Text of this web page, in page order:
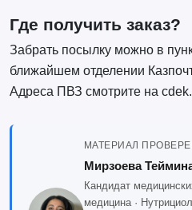
Где получить заказ?
Забрать посылку можно в
ближайшем отделении
Адреса ПВЗ смотрите на
МАТЕРИАЛ
Мирзоева
Кандидат
медицина ·